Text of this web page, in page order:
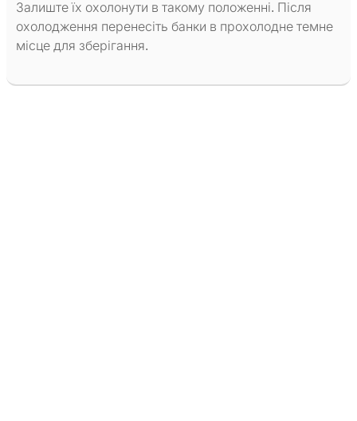
Залиште їх охолонути в такому положенні. Після
охолодження перенесіть банки в прохолодне темне
місце для зберігання.